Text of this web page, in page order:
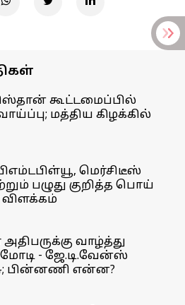
கூட்டமைப்பில்
மத்திய கிழக்கில்
மெர்சிடீஸ்
பழுது குறித்த பொய்
விளக்கம்
வாழ்த்து
மோடி - ஜே.டி.வேன்ஸ்
பின்னணி என்ன?